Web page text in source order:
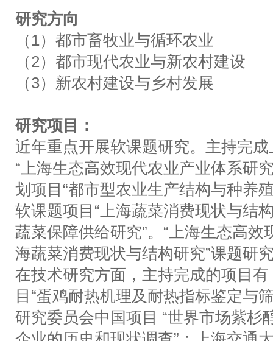
研究方向
（1）都市畜牧业与循环农业
（2）都市现代农业与新农村建设
（3）新农村建设与乡村发展
研究项目：
近年重点开展软课题研究。主持完成
“上海生态高效现代农业产业体系研
划项目“都市型农业生产结构与种养
软课题项目“上海蔬菜消费现状与结
蔬菜保障供给研究”。“上海生态高效
海蔬菜消费现状与结构研究”课题研
在技术研究方面，主持完成的项目
目“蛋鸡耐热机理及耐热指标鉴定与
研究委员会中国项目 “世界市场紫杉